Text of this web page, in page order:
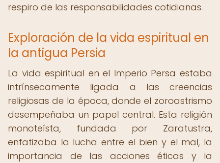
respiro de las responsabilidades cotidianas.
Exploración de la vida espiritual en
la antigua Persia
La vida espiritual en el Imperio Persa estaba
intrínsecamente ligada a las creencias
religiosas de la época, donde el zoroastrismo
desempeñaba un papel central. Esta religión
monoteísta, fundada por Zaratustra,
enfatizaba la lucha entre el bien y el mal, la
importancia de las acciones éticas y la